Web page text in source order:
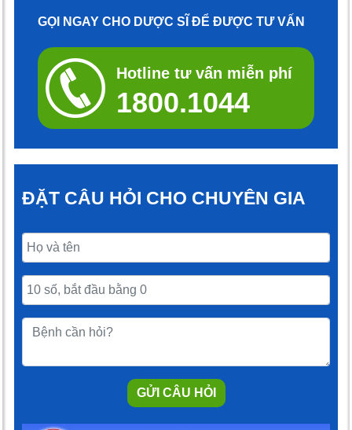
GỌI NGAY CHO DƯỢC SĨ ĐỂ ĐƯỢC TƯ VẤN
Hotline tư vấn miễn phí
1800.1044
ĐẶT CÂU HỎI CHO CHUYÊN GIA
GỬI CÂU HỎI